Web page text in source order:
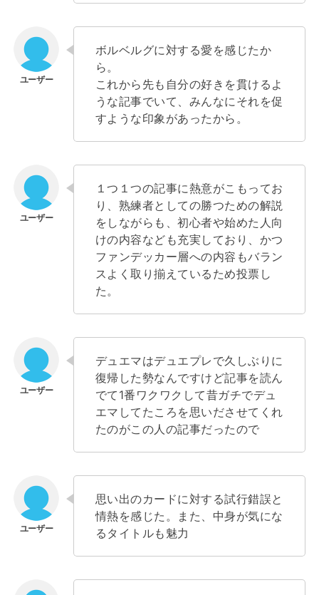
ボルベルグに対する愛を感じたか
ら。
これから先も自分の好きを貫けるよ
うな記事でいて、みんなにそれを促
すような印象があったから。
１つ１つの記事に熱意がこもってお
り、熟練者としての勝つための解説
をしながらも、初心者や始めた人向
けの内容なども充実しており、かつ
ファンデッカー層への内容もバラン
スよく取り揃えているため投票し
た。
デュエマはデュエプレで久しぶりに
復帰した勢なんですけど記事を読ん
でて1番ワクワクして昔ガチでデュ
エマしてたころを思いださせてくれ
たのがこの人の記事だったので
思い出のカードに対する試行錯誤と
情熱を感じた。また、中身が気にな
るタイトルも魅力